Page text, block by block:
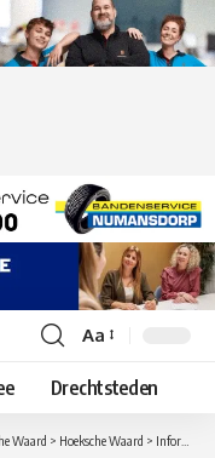
Lettergrootte
aanpassen
Aa
Drechtsteden
Waard > Hoeksche Waard > Informatieavond over windturbines aan het Spui